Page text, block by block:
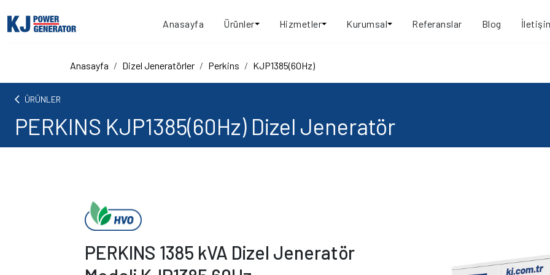
Anasayfa Ürünler Hizmetler Kurumsal Referanslar Blog
Anasayfa Dizel Jeneratörler Perkins KJP1385(60Hz)
arrow_back_ios ÜRÜNLER
PERKINS KJP1385(60Hz) Dizel Jeneratör
PERKINS 1385 kVA Dizel Jeneratör